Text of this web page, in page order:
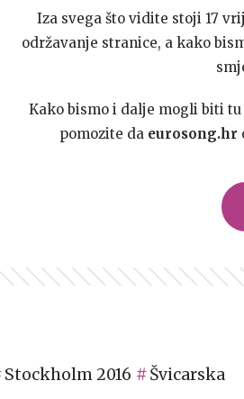
Iza svega što vidite stoji 17
održavanje stranice, a kako
Kako bismo i dalje mogli biti
pomozite da eurosong.hr
Stockholm 2016 Švicarska